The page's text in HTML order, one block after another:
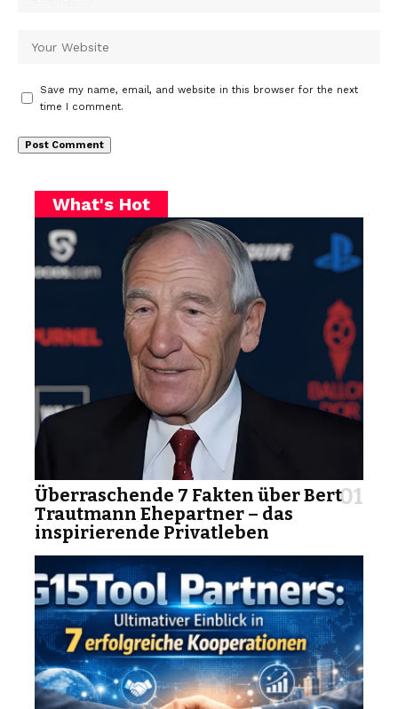
Save my name, email, and website in this browser for the next
time I comment.
What's Hot
Überraschende 7 Fakten über Bert
Trautmann Ehepartner – das
inspirierende Privatleben